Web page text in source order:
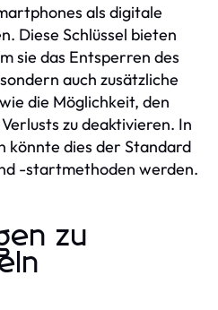
als digitale
Diese Schlüssel bieten
sie das Entsperren des
auch zusätzliche
die Möglichkeit, den
zu deaktivieren. In
könnte dies der Standard
-startmethoden werden.
zu